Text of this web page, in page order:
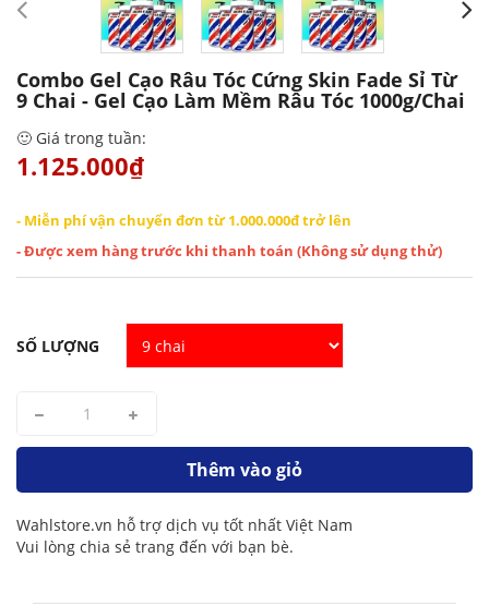
Combo Gel Cạo Râu Tóc Cứng Skin Fade Sỉ Từ
9 Chai - Gel Cạo Làm Mềm Râu Tóc 1000g/chai
🙂 Giá trong tuần:
1.125.000₫
- Miễn phí vận chuyển đơn từ 1.000.000đ trở lên
- Được xem hàng trước khi thanh toán (Không sử dụng thử)
SỐ LƯỢNG
Thêm vào giỏ
Wahlstore.vn hỗ trợ dịch vụ tốt nhất Việt Nam
Vui lòng chia sẻ trang đến với bạn bè.